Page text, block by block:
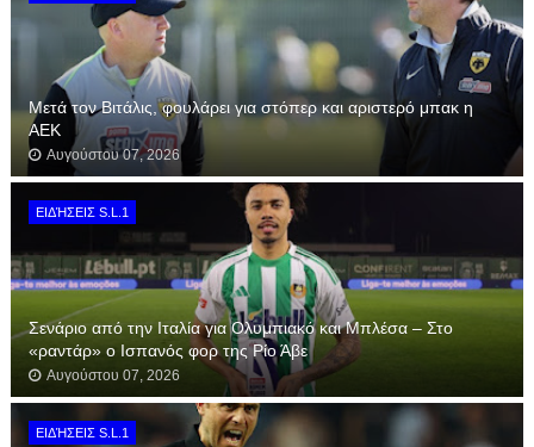
Μετά τον Βιτάλις, φουλάρει για στόπερ και αριστερό μπακ η
ΑΕΚ
Αυγούστου 07, 2026
ΕΙΔΉΣΕΙΣ S.L.1
Σενάριο από την Ιταλία για Ολυμπιακό και Μπλέσα – Στο
«ραντάρ» ο Ισπανός φορ της Ρίο Άβε
Αυγούστου 07, 2026
ΕΙΔΉΣΕΙΣ S.L.1